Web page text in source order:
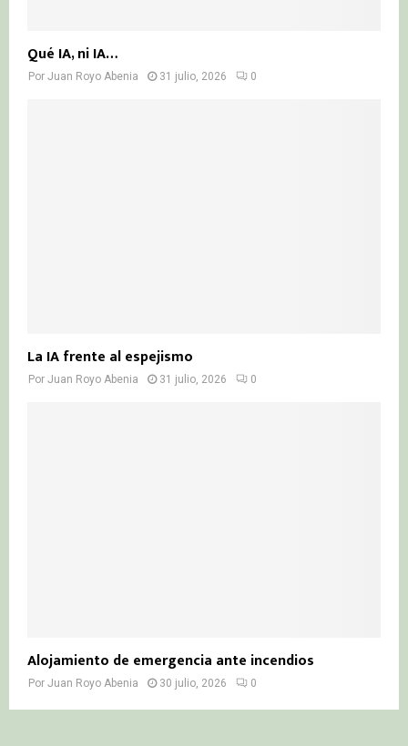
Qué IA, ni IA…
Por Juan Royo Abenia 31 julio, 2026 0
La IA frente al espejismo
Por Juan Royo Abenia 31 julio, 2026 0
Alojamiento de emergencia ante incendios
Por Juan Royo Abenia 30 julio, 2026 0